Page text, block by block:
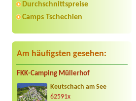
Durchschnittspreise
Camps Tschechien
Am häufigsten gesehen:
FKK-Camping Müllerhof
Keutschach am See
62591x